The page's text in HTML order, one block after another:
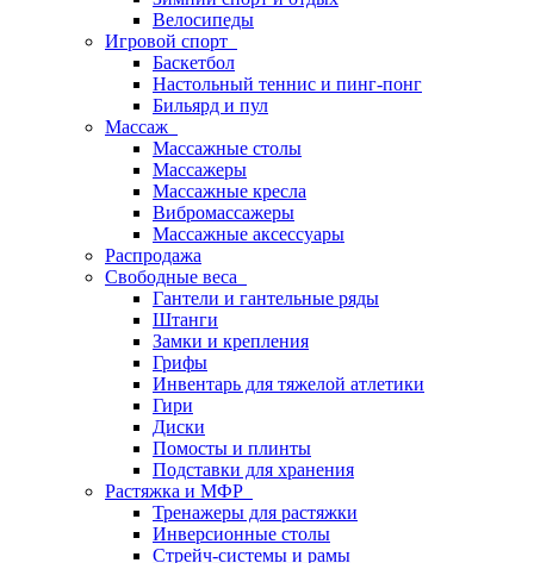
Велосипеды
Игровой спорт
Баскетбол
Настольный теннис и пинг-понг
Бильярд и пул
Массаж
Массажные столы
Массажеры
Массажные кресла
Вибромассажеры
Массажные аксессуары
Распродажа
Свободные веса
Гантели и гантельные ряды
Штанги
Замки и крепления
Грифы
Инвентарь для тяжелой атлетики
Гири
Диски
Помосты и плинты
Подставки для хранения
Растяжка и МФР
Тренажеры для растяжки
Инверсионные столы
Стрейч-системы и рамы